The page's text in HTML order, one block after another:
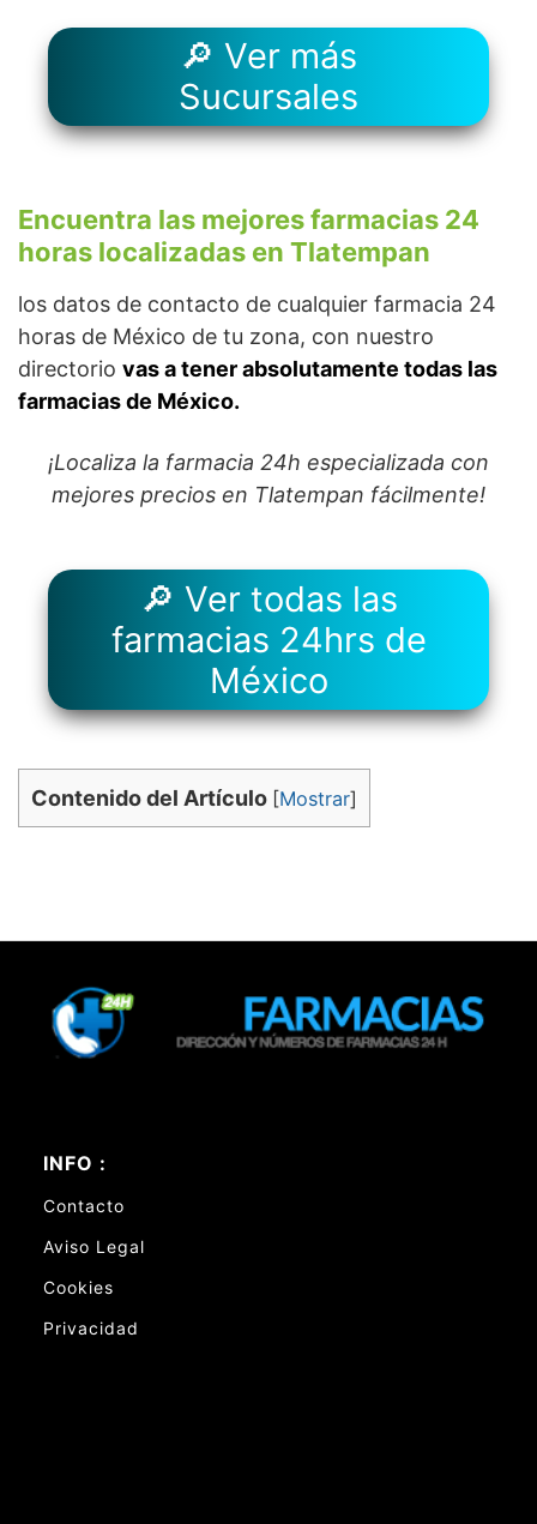
🔎 Ver más
Sucursales
Encuentra las mejores farmacias 24
horas localizadas en Tlatempan
los datos de contacto de cualquier farmacia 24
horas de México de tu zona, con nuestro
directorio vas a tener absolutamente todas las
farmacias de México.
¡Localiza la farmacia 24h especializada con
mejores precios en Tlatempan fácilmente!
🔎 Ver todas las
farmacias 24hrs de
México
Contenido del Artículo [Mostrar]
INFO :
Contacto
Aviso Legal
Cookies
Privacidad